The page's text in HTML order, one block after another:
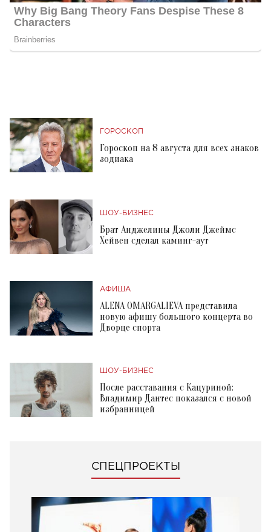
ГОРОСКОП
Гороскоп на 8 августа для всех знаков
зодиака
ШОУ-БИЗНЕС
Брат Анджелины Джоли Джеймс
Хейвен сделал каминг-аут
АФИША
ALENA OMARGALIEVA представила
новую афишу большого концерта во
Дворце спорта
ШОУ-БИЗНЕС
После расставания с Кацуриной:
Владимир Дантес показался с новой
избранницей
СПЕЦПРОЕКТЫ